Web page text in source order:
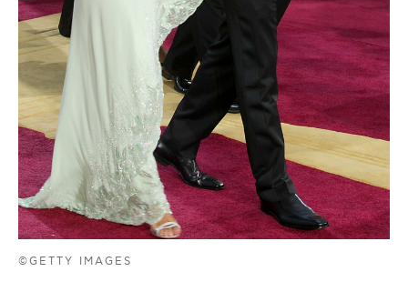
©GETTY IMAGES